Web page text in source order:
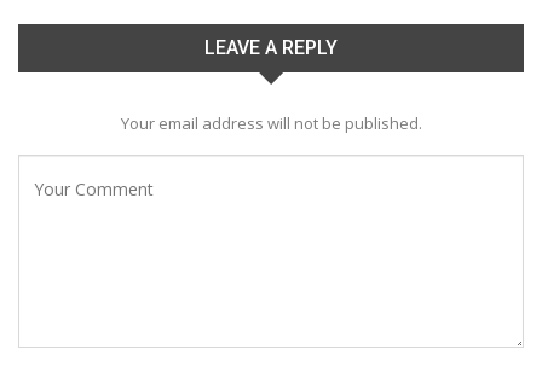
LEAVE A REPLY
Your email address will not be published.